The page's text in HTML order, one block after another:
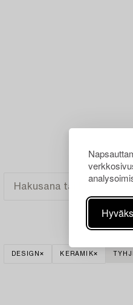
DESIGN KERAMIK